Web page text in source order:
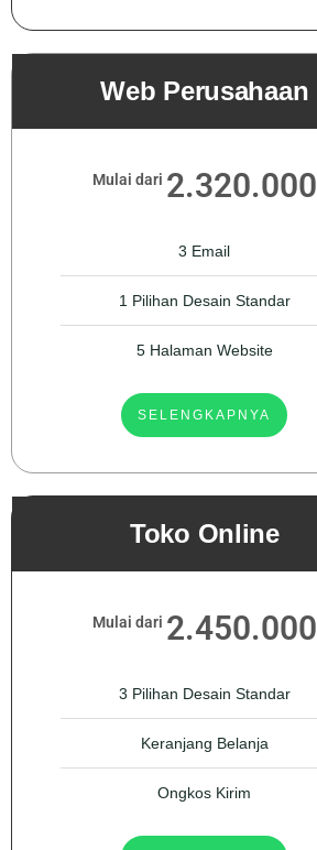
Web Perusahaan
Mulai dari 2.320.000
3 Email
1 Pilihan Desain Standar
5 Halaman Website
SELENGKAPNYA
Toko Online
Mulai dari 2.450.000
3 Pilihan Desain Standar
Keranjang Belanja
Ongkos Kirim